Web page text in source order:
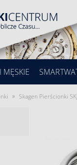
MĘSKIE
» Skagen Pierścionki